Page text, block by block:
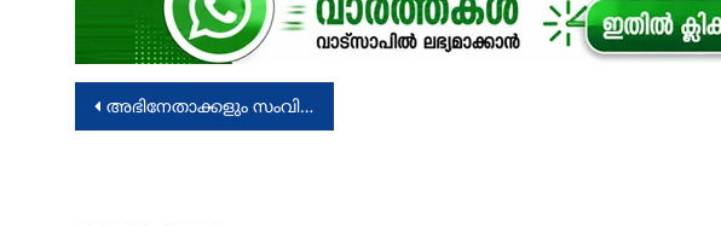
Post
അഭിനേതാക്കളും സംവിധായകരുമെല്ലാം ഒരു കുടുംബത്തിലുള്ളവര്‍. സസ്പെൻസ് ഹൊറർ ത്രില്ലറിൽ ദി മിസ്റ്റേക്കർ ഹൂ മെയ് 31ന്